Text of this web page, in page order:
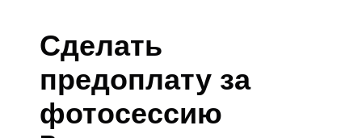
Сделать
предоплату за
фотосессию